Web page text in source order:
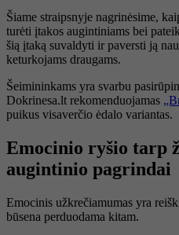
Šiame straipsnyje nagrinėsime,
turėti įtakos augintiniams bei
šią įtaką suvaldyti ir paversti ją
keturkojams draugams.
Šeimininkams yra svarbu
Dokrinesa.lt rekomenduojamas
puikus visaverčio ėdalo variantas.
Emocinio ryšio tarp
augintinio pagrindai
Emocinis užkrečiamumas yra
būsena perduodama kitam.